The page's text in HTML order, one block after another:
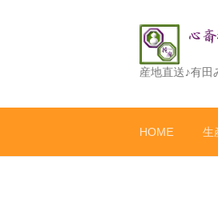
へ
産地直送♪有田
HOME 生